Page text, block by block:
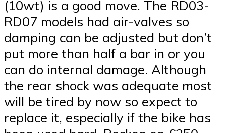
(10wt) is a good move. The RD03-
RD07 models had air-valves so
damping can be adjusted but don’t
put more than half a bar in or you
can do internal damage. Although
the rear shock was adequate most
will be tired by now so expect to
replace it, especially if the bike has